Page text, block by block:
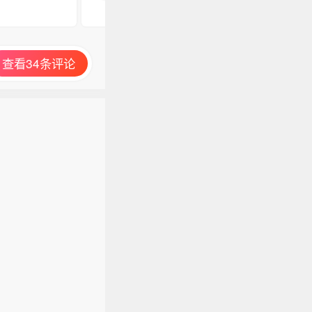
查看34条评论